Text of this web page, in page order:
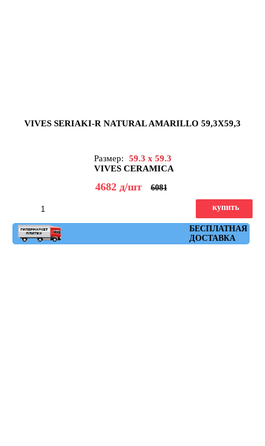
VIVES SERIAKI-R NATURAL AMARILLO 59,3X59,3
Размер:
59.3 x 59.3
VIVES CERAMICA
4682 д/шт 6081
БЕСПЛАТНАЯ
ДОСТАВКА
купить
Артикул: seriaki_r_natural_amarillo_59,3x59,3